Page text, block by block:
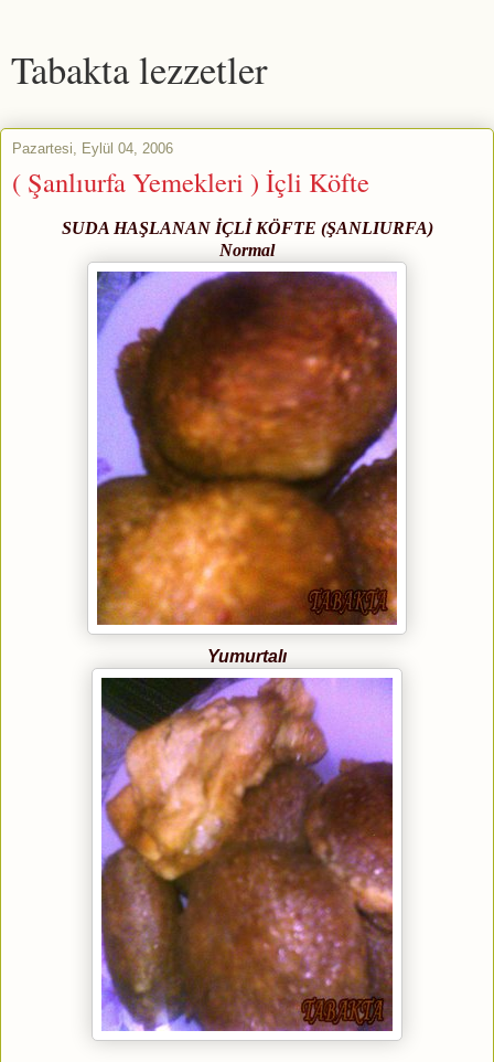
Tabakta lezzetler
Pazartesi, Eylül 04, 2006
( Şanlıurfa Yemekleri ) İçli Köfte
SUDA HAŞLANAN İÇLİ KÖFTE (ŞANLIURFA)
Normal
Yumurtalı